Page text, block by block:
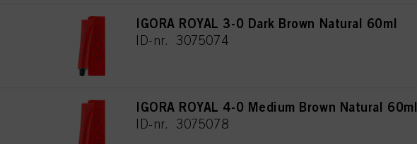
IGORA ROYAL 3-0 Dark Brown Natural 60ml
ID-nr. 3075074
IGORA ROYAL 4-0 Medium Brown Natural 60ml
ID-nr. 3075078